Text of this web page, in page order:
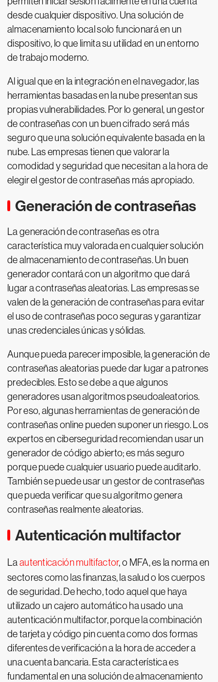
desde cualquier dispositivo. Una solución de
almacenamiento local solo funcionará en un
dispositivo, lo que limita su utilidad en un entorno
de trabajo moderno.
Al igual que en la integración en el navegador, las
herramientas basadas en la nube presentan sus
propias vulnerabilidades. Por lo general, un gestor
de contraseñas con un buen cifrado será más
seguro que una solución equivalente basada en la
nube. Las empresas tienen que valorar la
comodidad y seguridad que necesitan a la hora de
elegir el gestor de contraseñas más apropiado.
Generación de contraseñas
La generación de contraseñas es otra
característica muy valorada en cualquier solución
de almacenamiento de contraseñas. Un buen
generador contará con un algoritmo que dará
lugar a contraseñas aleatorias. Las empresas se
valen de la generación de contraseñas para evitar
el uso de contraseñas poco seguras y garantizar
unas credenciales únicas y sólidas.
Aunque pueda parecer imposible, la generación de
contraseñas aleatorias puede dar lugar a patrones
predecibles. Esto se debe a que algunos
generadores usan algoritmos pseudoaleatorios.
Por eso, algunas herramientas de generación de
contraseñas online pueden suponer un riesgo. Los
expertos en ciberseguridad recomiendan usar un
generador de código abierto; es más seguro
porque puede cualquier usuario puede auditarlo.
También se puede usar un gestor de contraseñas
que pueda verificar que su algoritmo genera
contraseñas realmente aleatorias.
Autenticación multifactor
La autenticación multifactor, o MFA, es la norma en
sectores como las finanzas, la salud o los cuerpos
de seguridad. De hecho, todo aquel que haya
utilizado un cajero automático ha usado una
autenticación multifactor, porque la combinación
de tarjeta y código pin cuenta como dos formas
diferentes de verificación a la hora de acceder a
una cuenta bancaria. Esta característica es
fundamental en una solución de almacenamiento